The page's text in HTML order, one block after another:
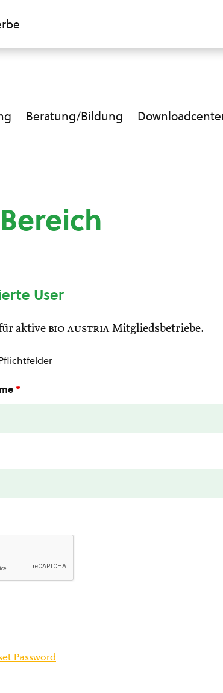
Beratung/Bildung
User
aktive bio austria Mitgliedsbetriebe.
*
Password